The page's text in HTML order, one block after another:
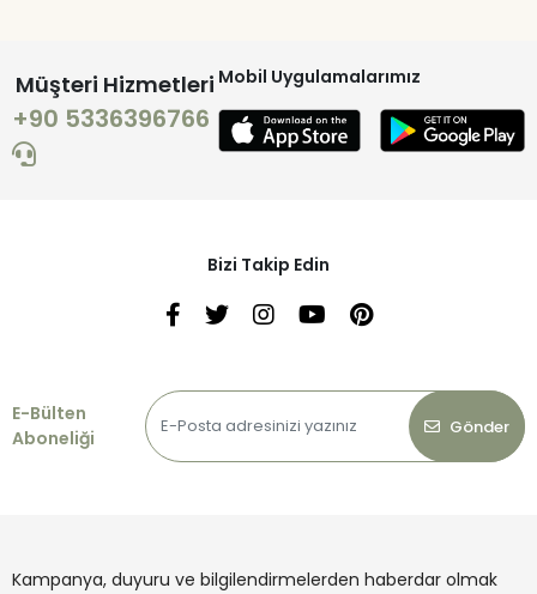
Müşteri Hizmetleri
+90 5336396766
Mobil Uygulamalarımız
Bizi Takip Edin
E-Bülten
Aboneliği
Gönder
Kampanya, duyuru ve bilgilendirmelerden haberdar olmak